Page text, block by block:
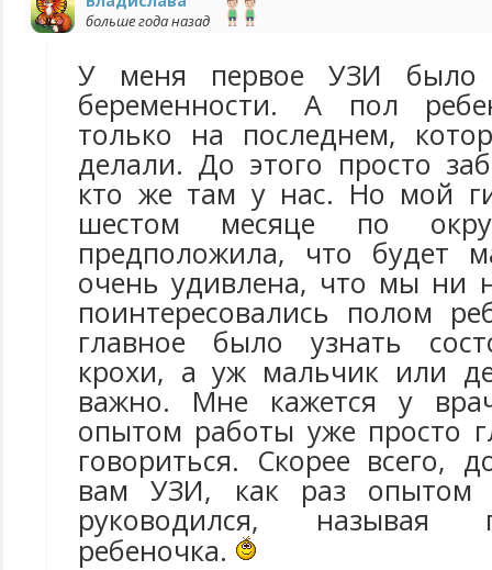
больше года назад
У меня первое УЗИ было
беременности. А пол
только на последнем,
делали. До этого просто
кто же там у нас. Но мой
шестом месяце по
предположила, что будет
очень удивлена, что мы ни
поинтересовались полом
главное было узнать
крохи, а уж мальчик или
важно. Мне кажется у
опытом работы уже просто
говориться. Скорее всего,
вам УЗИ, как раз опытом
руководился, называя
ребеночка.